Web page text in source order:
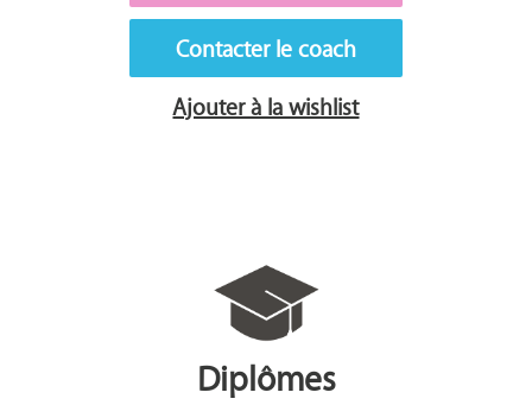
Contacter le coach
Ajouter à la wishlist
Diplômes